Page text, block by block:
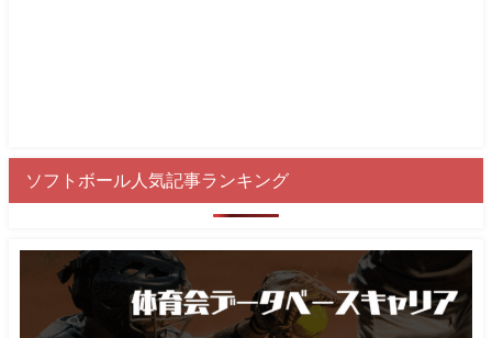
ソフトボール人気記事ランキング